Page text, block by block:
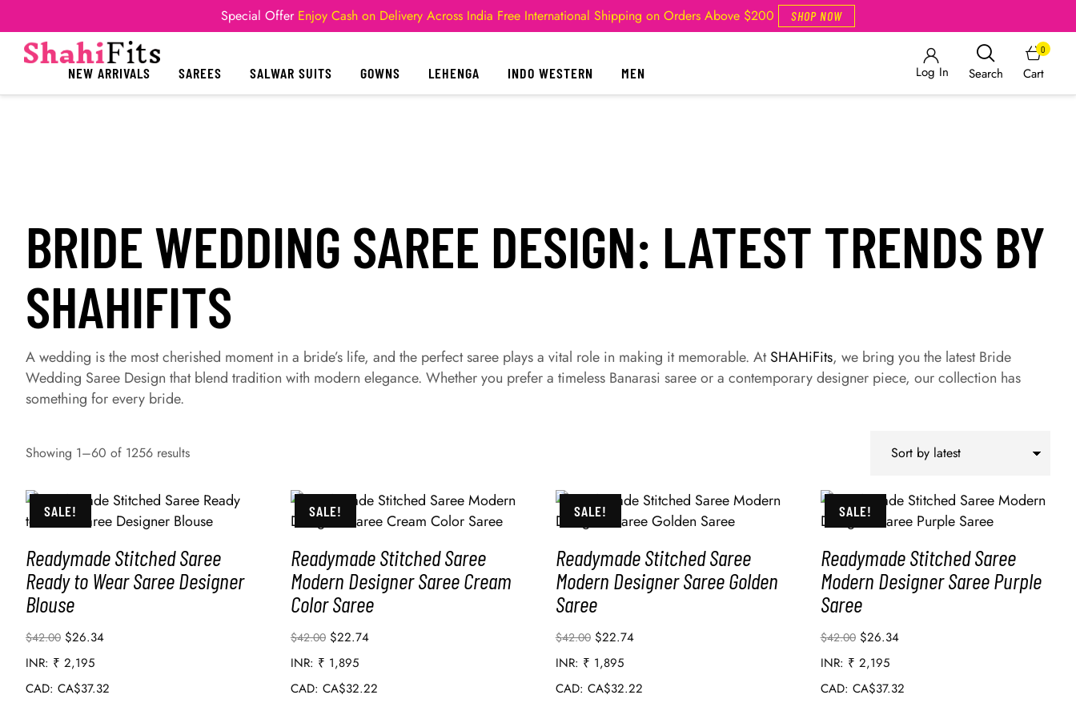
Special Offer Enjoy Cash on Delivery Across India Free International Shipping on Orders Above $200 SHOP NOW
NEW ARRIVALS SAREES SALWAR SUITS GOWNS LEHENGA INDO WESTERN MEN Log In Search Cart
0
BRIDE WEDDING SAREE DESIGN: LATEST TRENDS BY
SHAHIFITS
A wedding is the most cherished moment in a bride’s life, and the perfect saree plays a vital role in making it memorable. AtSHAHiFits, we bring you the latest Bride
Wedding Saree Design that blend tradition with modern elegance. Whether you prefer a timeless Banarasi saree or a contemporary designer piece, our collection has
something for every bride.
Showing 1–60 of 1256 results
SALE!
Readymade Stitched Saree
Ready to Wear Saree Designer
Blouse
$42.00 $26.34
INR: ₹ 2,195
CAD: CA$37.32
SALE!
Readymade Stitched Saree
Modern Designer Saree Cream
Color Saree
$42.00 $22.74
INR: ₹ 1,895
CAD: CA$32.22
SALE!
Readymade Stitched Saree
Modern Designer Saree Golden
Saree
$42.00 $22.74
INR: ₹ 1,895
CAD: CA$32.22
SALE!
Readymade Stitched Saree
Modern Designer Saree Purple
Saree
$42.00 $26.34
INR: ₹ 2,195
CAD: CA$37.32